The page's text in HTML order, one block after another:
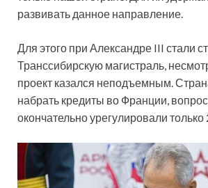
развивать данное направление.
Для этого при Александре III стали
Транссибирскую магистраль,
проект казался неподъемным.
набрать кредиты во Франции,
окончательно урегулировали только